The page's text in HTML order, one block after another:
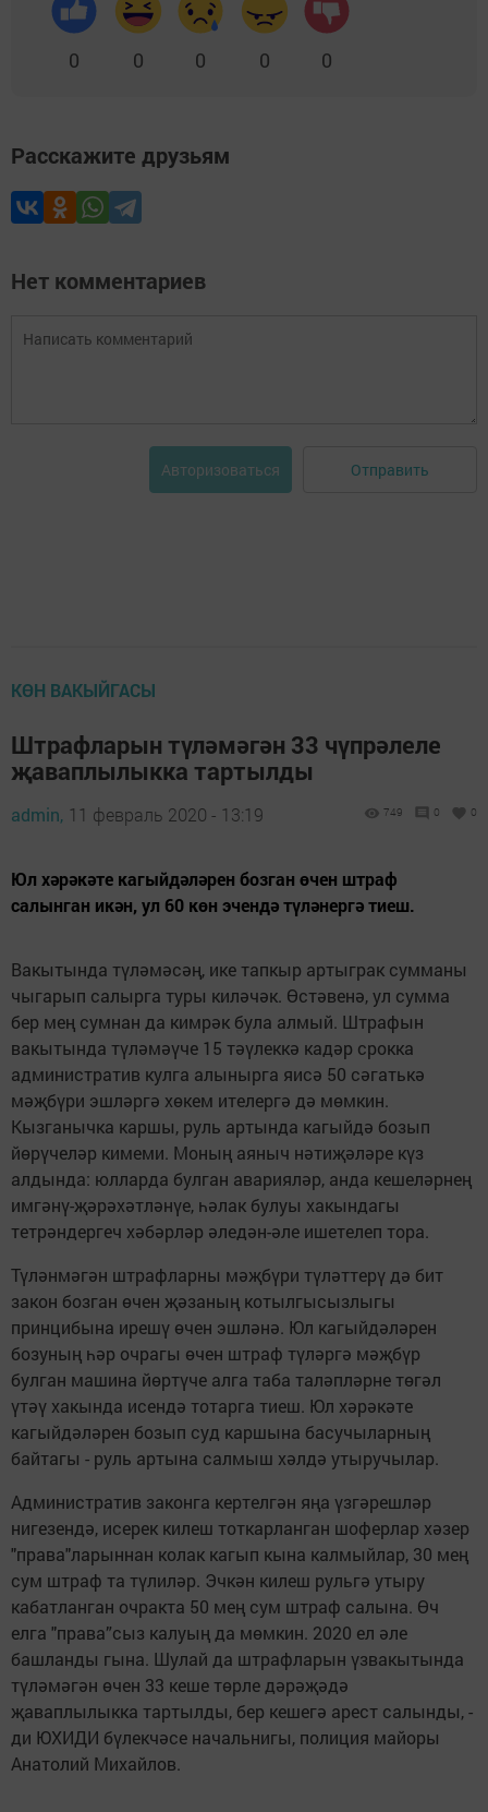
0 0 0 0 0
Расскажите друзьям
Нет комментариев
Авторизоваться Отправить
КӨН ВАКЫЙГАСЫ
Штрафларын түләмәгән 33 чүпрәлеле
җаваплылыкка тартылды
admin, 11 февраль 2020 - 13:19 749 0 0
Юл хәрәкәте кагыйдәләрен бозган өчен штраф
салынган икән, ул 60 көн эчендә түләнергә тиеш.
Вакытында түләмәсәң, ике тапкыр артыграк сумманы
чыгарып салырга туры киләчәк. Өстәвенә, ул сумма
бер мең сумнан да кимрәк була алмый. Штрафын
вакытында түләмәүче 15 тәүлеккә кадәр срокка
административ кулга алынырга яисә 50 сәгатькә
мәҗбүри эшләргә хөкем ителергә дә мөмкин.
Кызганычка каршы, руль артында кагыйдә бозып
йөрүчеләр кимеми. Моның аяныч нәтиҗәләре күз
алдында: юлларда булган аварияләр, анда кешеләрнең
имгәнү-җәрәхәтләнүе, һәлак булуы хакындагы
тетрәндергеч хәбәрләр әледән-әле ишетелеп тора.
Түләнмәгән штрафларны мәҗбүри түләттерү дә бит
закон бозган өчен җәзаның котылгысызлыгы
принцибына ирешү өчен эшләнә. Юл кагыйдәләрен
бозуның һәр очрагы өчен штраф түләргә мәҗбүр
булган машина йөртүче алга таба таләпләрне төгәл
үтәү хакында исендә тотарга тиеш. Юл хәрәкәте
кагыйдәләрен бозып суд каршына басучыларның
байтагы - руль артына салмыш хәлдә утыручылар.
Административ законга кертелгән яңа үзгәрешләр
нигезендә, исерек килеш тоткарланган шоферлар хәзер
"права"ларыннан колак кагып кына калмыйлар, 30 мең
сум штраф та түлиләр. Эчкән килеш рульгә утыру
кабатланган очракта 50 мең сум штраф салына. Өч
елга "права”сыз калуың да мөмкин. 2020 ел әле
башланды гына. Шулай да штрафларын үзвакытында
түләмәгән өчен 33 кеше төрле дәрәҗәдә
җаваплылыкка тартылды, бер кешегә арест салынды, -
ди ЮХИДИ бүлекчәсе начальнигы, полиция майоры
Анатолий Михайлов.